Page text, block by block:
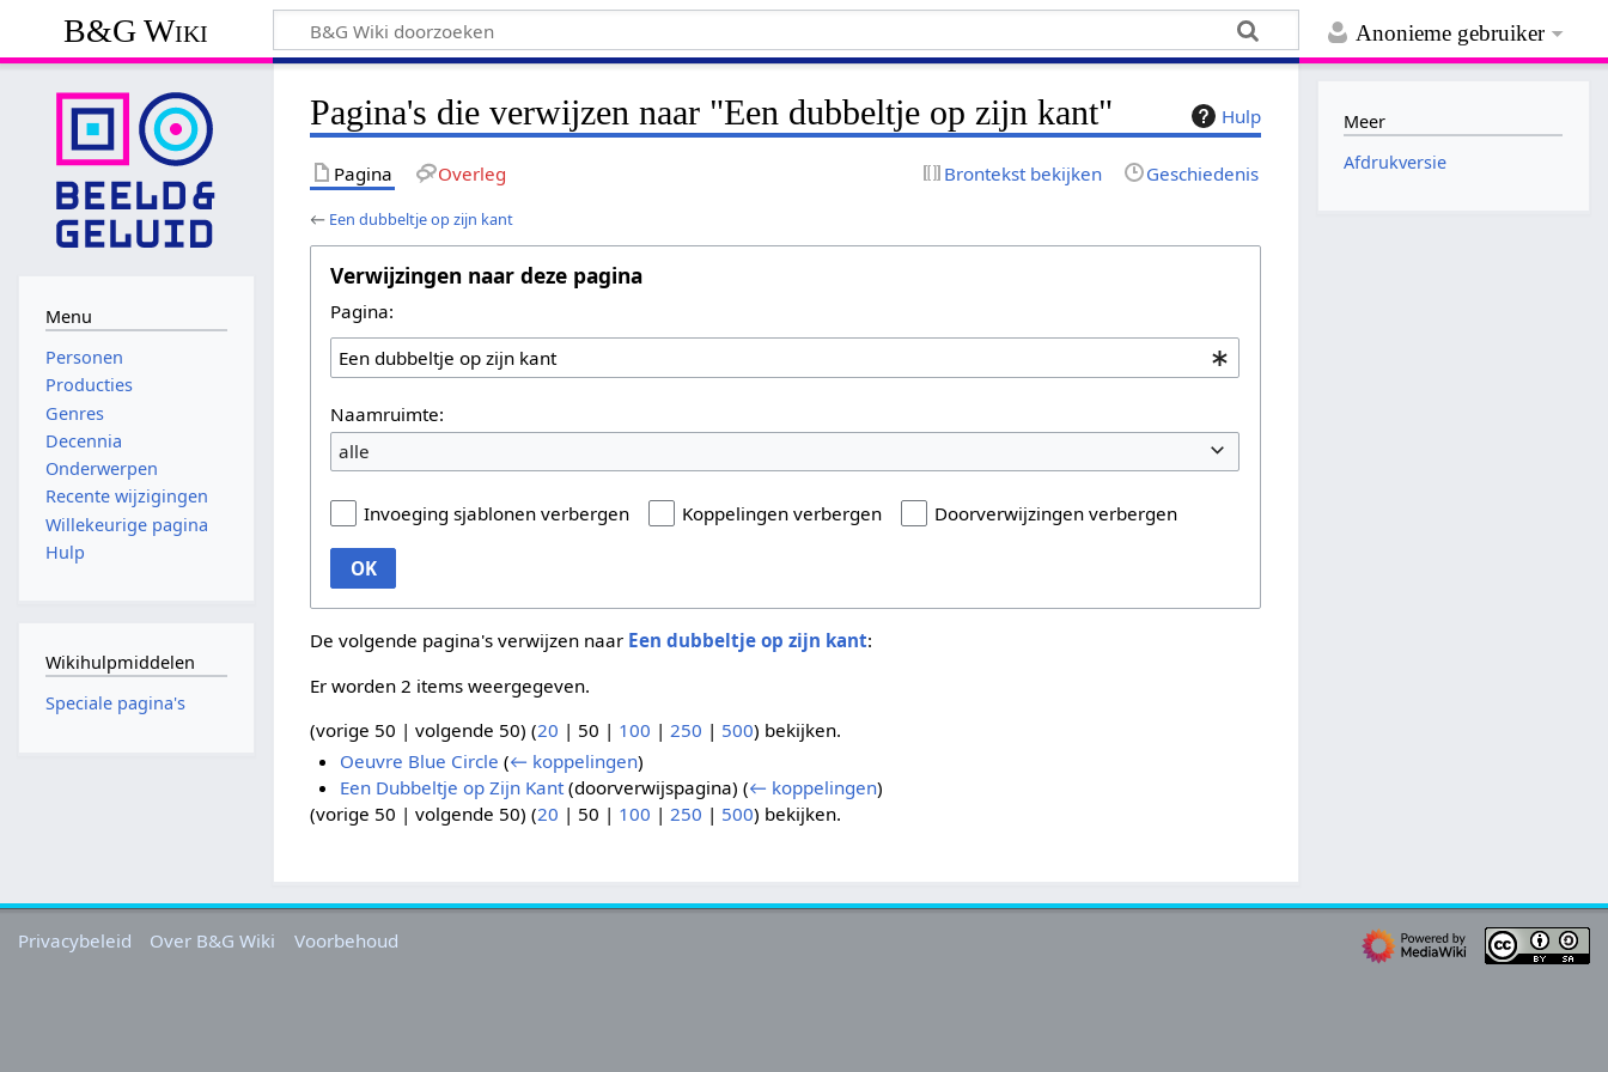
Anonieme gebruiker
B&G Wiki
Hulp
Pagina's die verwijzen naar "Een dubbeltje op zijn kant"
Pagina Overleg Brontekst bekijken Geschiedenis
← Een dubbeltje op zijn kant
Verwijzingen naar deze pagina
Pagina:
Naamruimte:
alle
Invoeging sjablonen verbergen Koppelingen verbergen Doorverwijzingen verbergen
OK
De volgende pagina's verwijzen naar Een dubbeltje op zijn kant:
Er worden 2 items weergegeven.
(vorige 50 |volgende 50) (20 | 50 | 100 | 250 | 500) bekijken.
Oeuvre Blue Circle (← koppelingen)
Een Dubbeltje op Zijn Kant(doorverwijspagina) (← koppelingen)
(vorige 50 |volgende 50) (20 | 50 | 100 |250 | 500) bekijken.
Menu
Personen
Producties
Genres
Decennia
Onderwerpen
Recente wijzigingen
Willekeurige pagina
Hulp
Wikihulpmiddelen
Speciale pagina's
Meer
Afdrukversie
Privacybeleid Over B&G Wiki Voorbehoud